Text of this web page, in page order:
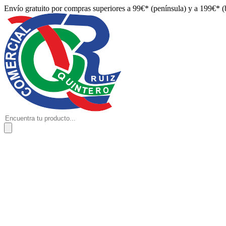
Envío gratuito por compras superiores a 99€* (península) y a 199€*